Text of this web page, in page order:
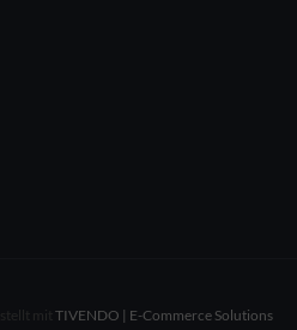
TIVENDO | E-Commerce Solutions